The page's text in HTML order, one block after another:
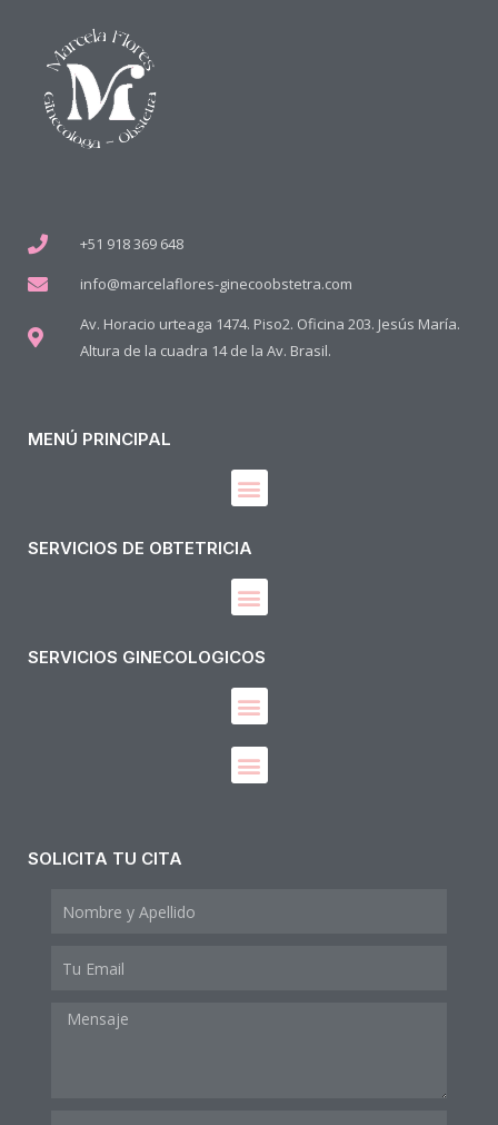
+51 918 369 648
info@marcelaflores-ginecoobstetra.com
Av. Horacio urteaga 1474. Piso2. Oficina 203. Jesús María.
Altura de la cuadra 14 de la Av. Brasil.
MENÚ PRINCIPAL
SERVICIOS DE OBTETRICIA
SERVICIOS GINECOLOGICOS
SOLICITA TU CITA